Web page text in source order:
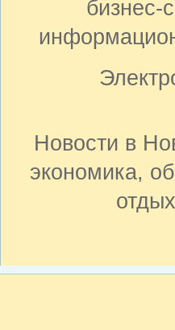
бизнес-
Новости в
экономика,